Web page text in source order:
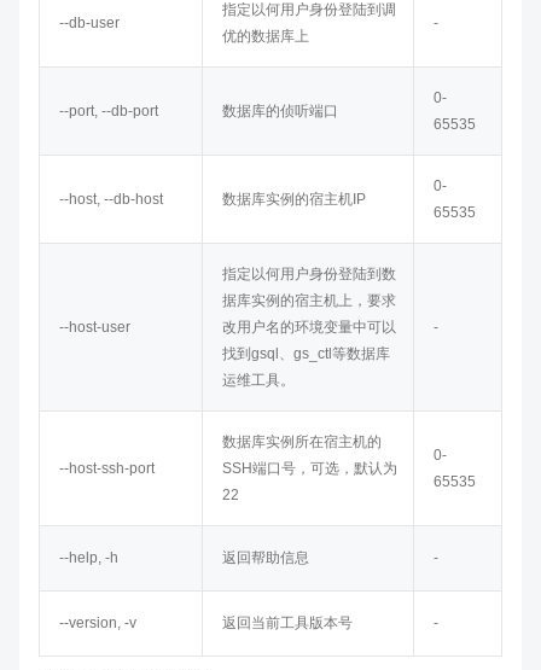
--db-user
指定以何用户身份登陆到调
优的数据库上
-
--port, --db-port 数据库的侦听端口
0-
65535
--host, --db-host 数据库实例的宿主机IP
0-
65535
--host-user
指定以何用户身份登陆到数
据库实例的宿主机上，要求
改用户名的环境变量中可以
找到gsql、gs_ctl等数据库
运维工具。
-
--host-ssh-port
数据库实例所在宿主机的
SSH端口号，可选，默认为
22
0-
65535
--help, -h 返回帮助信息 -
--version, -v 返回当前工具版本号 -